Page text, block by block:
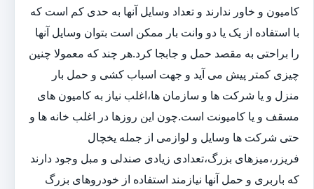
کامیون و خاور ندارند و تعداد وسایل آنها به حدی کم است که
با استفاده از یک یا دو وانت بار ممکن است بتوان وسایل آنها
را براحتی به مقصد حمل و جابجا کرد.هر چند که معمولا چنین
چیزی کمتر پیش می آید و جهت اسباب کشی و حمل بار
منزل و یا شرکت ها و سازمان ها،اغلب نیاز به کامیون های
مسقف و یا کامیونت است.چون این روزها در اغلب خانه ها و
حتی شرکت ها وسایل و لوازمی از جمله یخچال
فریزر،میزهای بزرگ،تعدادی زیادی صندلی و مبل وجود دارند
که باربری و حمل آنها نیازمند استفاده از خودروهای بزرگ